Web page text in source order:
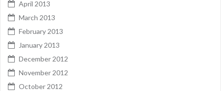
April 2013
March 2013
February 2013
January 2013
December 2012
November 2012
October 2012